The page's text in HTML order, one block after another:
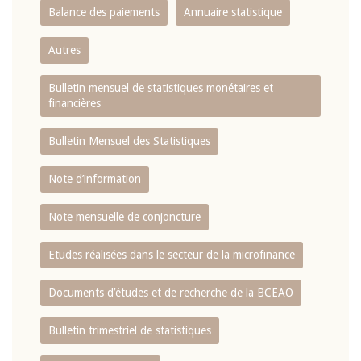
Balance des paiements Annuaire statistique
Autres
Bulletin mensuel de statistiques monétaires et
financières
Bulletin Mensuel des Statistiques
Note d’information
Note mensuelle de conjoncture
Etudes réalisées dans le secteur de la microfinance
Documents d’études et de recherche de la BCEAO
Bulletin trimestriel de statistiques